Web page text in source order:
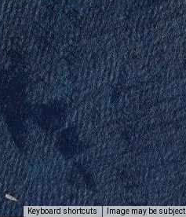
Keyboard shortcuts Image may be